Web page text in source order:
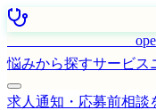
悩みから探すサービス
求人通知・応募前相談